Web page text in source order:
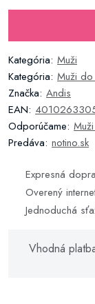
Kategória: Muži
Kategória: Muži
Značka: Andis
EAN:
Odporúčame:
Predáva: notino.sk
Expresná
Overený
Jednoduchá
Vhodná